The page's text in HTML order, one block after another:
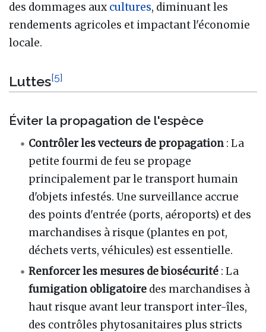
des dommages aux cultures, diminuant les
rendements agricoles et impactant l'économie
locale.
Luttes[5]
Éviter la propagation de l'espèce
Contrôler les vecteurs de propagation : La
petite fourmi de feu se propage
principalement par le transport humain
d'objets infestés. Une surveillance accrue
des points d'entrée (ports, aéroports) et des
marchandises à risque (plantes en pot,
déchets verts, véhicules) est essentielle.
Renforcer les mesures de biosécurité : La
fumigation obligatoire des marchandises à
haut risque avant leur transport inter-îles,
des contrôles phytosanitaires plus stricts